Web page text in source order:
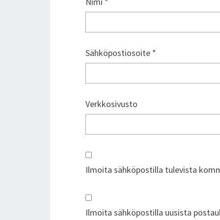
Sähköpostiosoite *
Verkkosivusto
Ilmoita sähköpostilla tulevista
Ilmoita sähköpostilla uusista